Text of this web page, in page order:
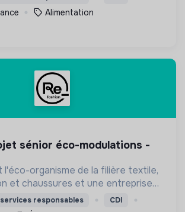
Alimentation
l'éco-organisme de la filière textile,
et chaussures et une entreprise
lucratif, agréée, depuis 2009, par
la Transition écologique.
responsables CDI